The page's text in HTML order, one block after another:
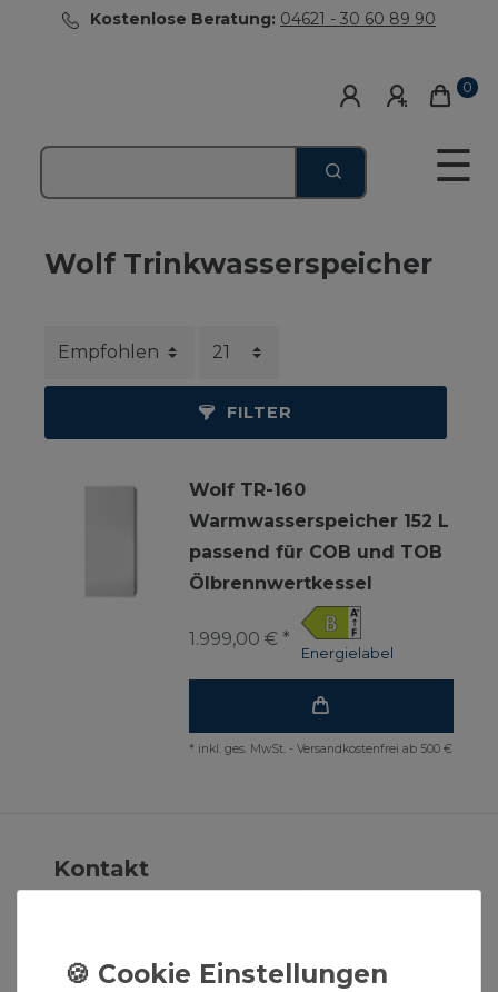
Kostenlose Beratung: 04621 - 30 60 89 90
0
☰
Wolf Trinkwasserspeicher
FILTER
Wolf TR-160
Warmwasserspeicher 152 L
passend für COB und TOB
Ölbrennwertkessel
Energielabel
1.999,00 € *
* inkl. ges. MwSt. - Versandkostenfrei ab 500 €
Kontakt